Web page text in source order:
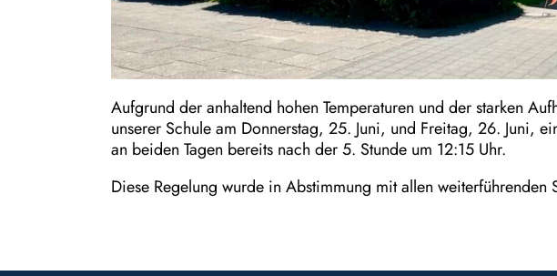
Aufgrund der anhaltend hohen Temperaturen und der starken
unserer Schule am Donnerstag, 25. Juni, und Freitag, 26. Juni,
an beiden Tagen bereits nach der 5. Stunde um 12:15 Uhr.
Diese Regelung wurde in Abstimmung mit allen weiterführenden